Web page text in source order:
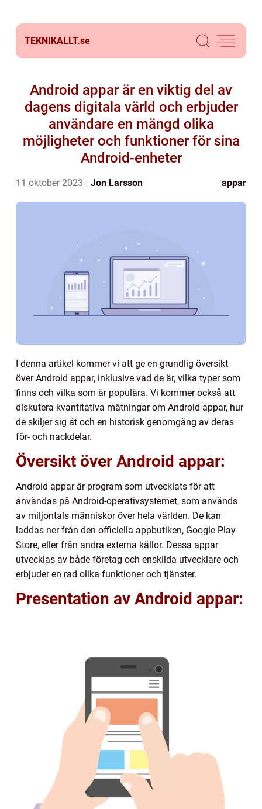
TEKNIKALLT.se
Android appar är en viktig del av
dagens digitala värld och erbjuder
användare en mängd olika
möjligheter och funktioner för sina
Android-enheter
11 oktober 2023 Jon Larsson appar
I denna artikel kommer vi att ge en grundlig översikt
över Android appar, inklusive vad de är, vilka typer som
finns och vilka som är populära. Vi kommer också att
diskutera kvantitativa mätningar om Android appar, hur
de skiljer sig åt och en historisk genomgång av deras
för- och nackdelar.
Översikt över Android appar:
Android appar är program som utvecklats för att
användas på Android-operativsystemet, som används
av miljontals människor över hela världen. De kan
laddas ner från den officiella appbutiken, Google Play
Store, eller från andra externa källor. Dessa appar
utvecklas av både företag och enskilda utvecklare och
erbjuder en rad olika funktioner och tjänster.
Presentation av Android appar: